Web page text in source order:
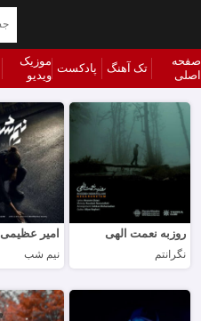
صفحه
اصلی
تک آهنگ پادکست
موزیک
ویدیو
روزبه نعمت الهی
نگرانتم
امیر عظیمی
نیم شب